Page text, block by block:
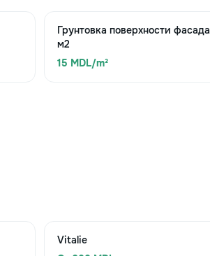
Грунтовка поверхности фасада
м2
15 MDL/m²
Vitalie